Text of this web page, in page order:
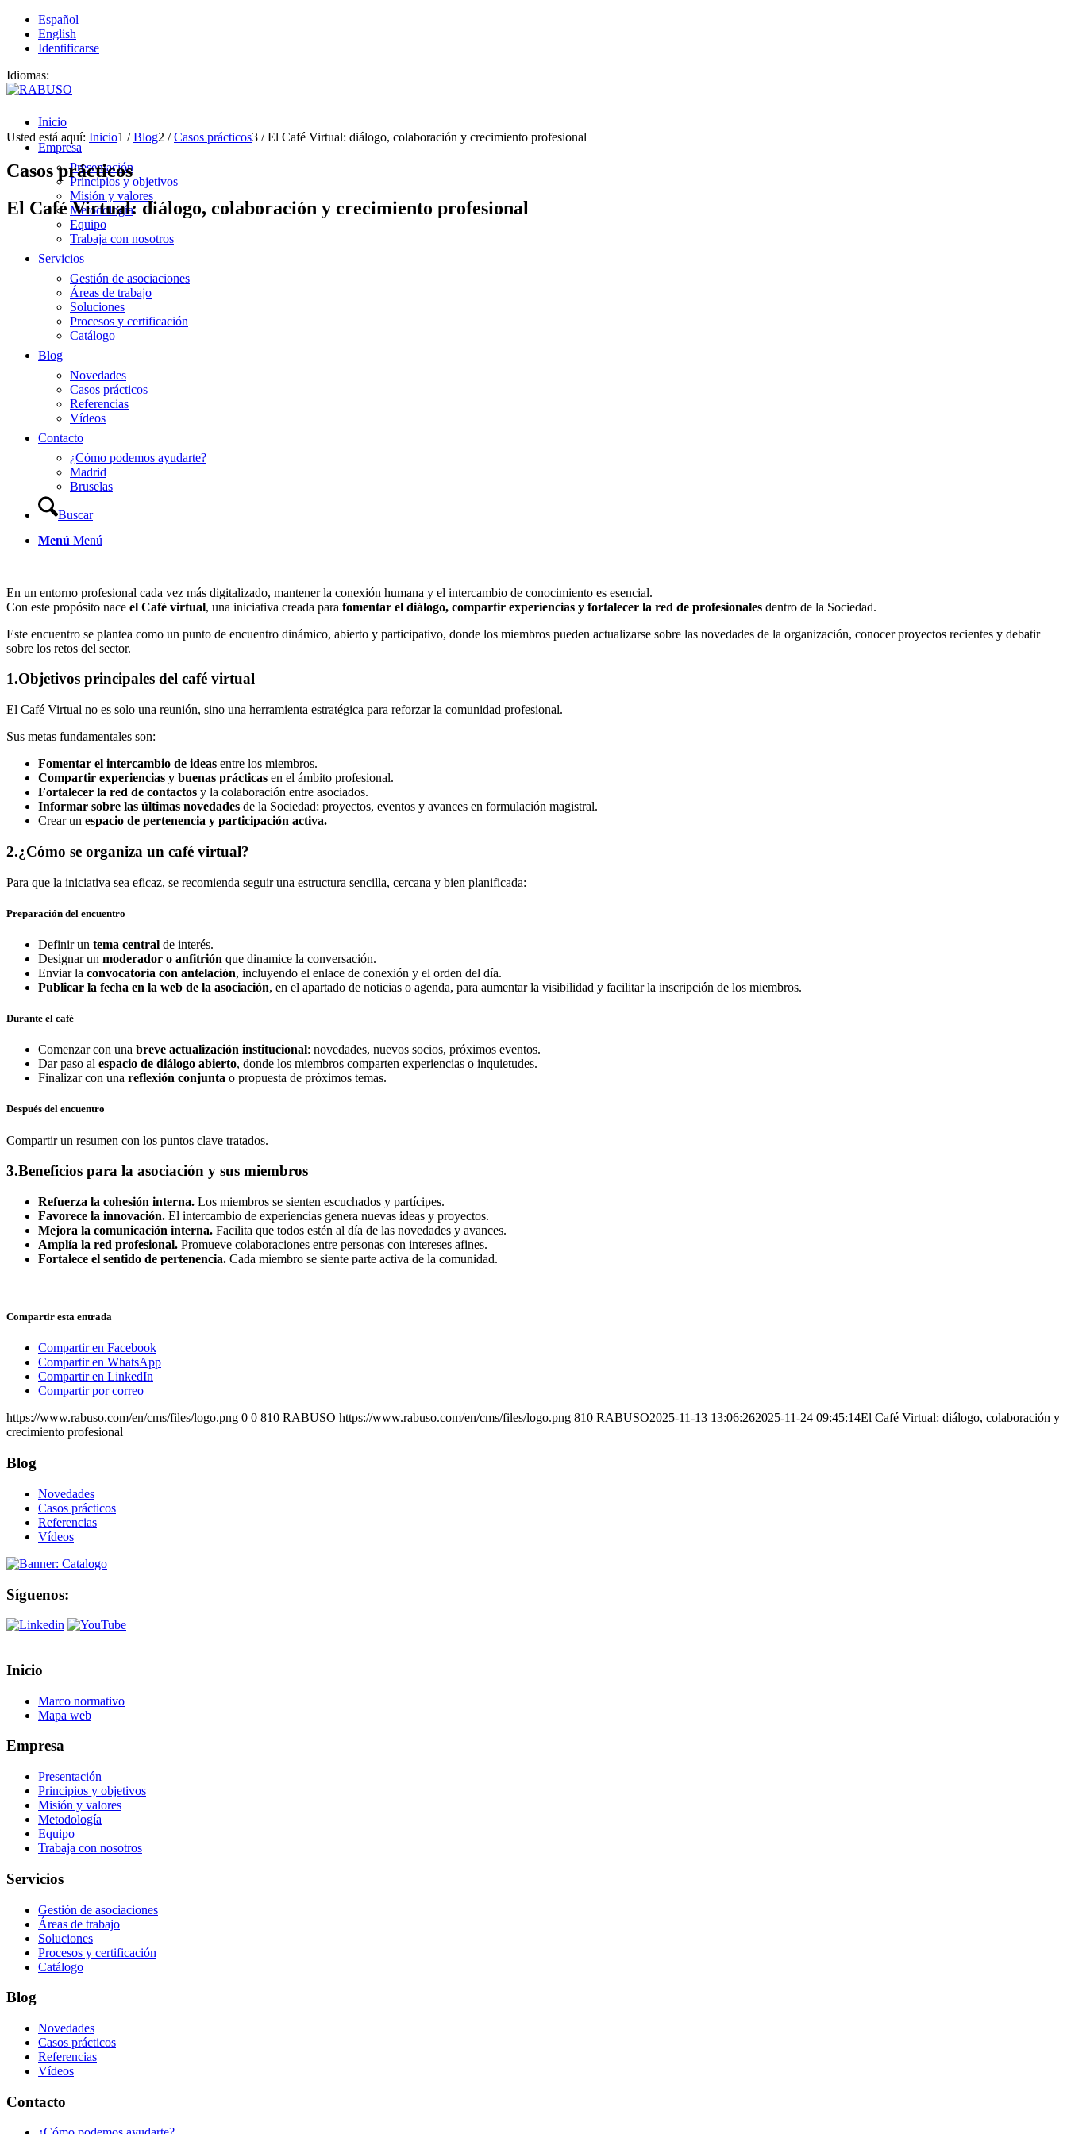
Español
English
Identificarse
Idiomas:
Inicio
Empresa
Presentación
Principios y objetivos
Misión y valores
Metodología
Equipo
Trabaja con nosotros
Servicios
Gestión de asociaciones
Áreas de trabajo
Soluciones
Procesos y certificación
Catálogo
Blog
Novedades
Casos prácticos
Referencias
Vídeos
Contacto
¿Cómo podemos ayudarte?
Madrid
Bruselas
Buscar
Menú Menú
Usted está aquí: Inicio1 / Blog2 / Casos prácticos3 / El Café Virtual: diálogo, colaboración y crecimiento profesional
Casos prácticos
El Café Virtual: diálogo, colaboración y crecimiento profesional
En un entorno profesional cada vez más digitalizado, mantener la conexión humana y el intercambio de conocimiento es esencial.
Con este propósito nace el Café virtual, una iniciativa creada para fomentar el diálogo, compartir experiencias y fortalecer la red de profesionales dentro de la Sociedad.
Este encuentro se plantea como un punto de encuentro dinámico, abierto y participativo, donde los miembros pueden actualizarse sobre las novedades de la organización, conocer proyectos recientes y debatir
sobre los retos del sector.
1.Objetivos principales del café virtual
El Café Virtual no es solo una reunión, sino una herramienta estratégica para reforzar la comunidad profesional.
Sus metas fundamentales son:
Fomentar el intercambio de ideas entre los miembros.
Compartir experiencias y buenas prácticas en el ámbito profesional.
Fortalecer la red de contactos y la colaboración entre asociados.
Informar sobre las últimas novedades de la Sociedad: proyectos, eventos y avances en formulación magistral.
Crear un espacio de pertenencia y participación activa.
2.¿Cómo se organiza un café virtual?
Para que la iniciativa sea eficaz, se recomienda seguir una estructura sencilla, cercana y bien planificada:
Preparación del encuentro
Definir un tema central de interés.
Designar un moderador o anfitrión que dinamice la conversación.
Enviar la convocatoria con antelación, incluyendo el enlace de conexión y el orden del día.
Publicar la fecha en la web de la asociación, en el apartado de noticias o agenda, para aumentar la visibilidad y facilitar la inscripción de los miembros.
Durante el café
Comenzar con una breve actualización institucional: novedades, nuevos socios, próximos eventos.
Dar paso al espacio de diálogo abierto, donde los miembros comparten experiencias o inquietudes.
Finalizar con una reflexión conjunta o propuesta de próximos temas.
Después del encuentro
Compartir un resumen con los puntos clave tratados.
3.Beneficios para la asociación y sus miembros
Refuerza la cohesión interna. Los miembros se sienten escuchados y partícipes.
Favorece la innovación. El intercambio de experiencias genera nuevas ideas y proyectos.
Mejora la comunicación interna. Facilita que todos estén al día de las novedades y avances.
Amplía la red profesional. Promueve colaboraciones entre personas con intereses afines.
Fortalece el sentido de pertenencia. Cada miembro se siente parte activa de la comunidad.
Compartir esta entrada
Compartir en Facebook
Compartir en WhatsApp
Compartir en LinkedIn
Compartir por correo
https://www.rabuso.com/en/cms/files/logo.png 0 0 810 RABUSO https://www.rabuso.com/en/cms/files/logo.png 810 RABUSO2025-11-13 13:06:262025-11-24 09:45:14El Café Virtual: diálogo, colaboración y
crecimiento profesional
Blog
Novedades
Casos prácticos
Referencias
Vídeos
Síguenos:
Inicio
Marco normativo
Mapa web
Empresa
Presentación
Principios y objetivos
Misión y valores
Metodología
Equipo
Trabaja con nosotros
Servicios
Gestión de asociaciones
Áreas de trabajo
Soluciones
Procesos y certificación
Catálogo
Blog
Novedades
Casos prácticos
Referencias
Vídeos
Contacto